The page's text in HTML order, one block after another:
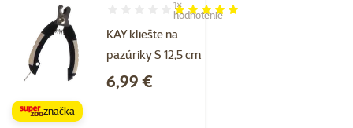
KAY kliešte na
pazúriky S 12,5 cm
Hodnotenie 100%, počet hodnotení: 1
1×
hodnotenie
Cena
6,99 €
značka